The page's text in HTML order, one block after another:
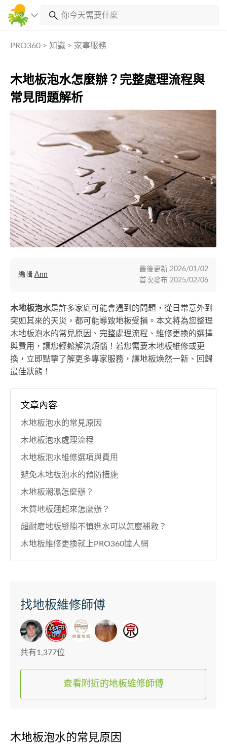
PRO360 > 知識 > 家事服務
木地板泡水怎麼辦？完整處理流程與
常見問題解析
木地板泡水是許多家庭可能會遇到的問題，從日常意外到
突如其來的天災，都可能導致地板受損。本文將為您整理
木地板泡水的常見原因、完整處理流程、維修更換的選擇
與費用，讓您輕鬆解決煩惱！若您需要木地板維修或更
換，立即點擊了解更多專家服務，讓地板煥然一新、回歸
最佳狀態！
編輯 Ann
最後更新 2026/01/02
首次發布 2025/02/06
文章內容
木地板泡水的常見原因
木地板泡水處理流程
木地板泡水維修選項與費用
避免木地板泡水的預防措施
木地板潮濕怎麼辦？
木質地板翹起來怎麼辦？
超耐磨地板縫隙不慎進水可以怎麼補救？
木地板維修更換就上PRO360達人網
找地板維修師傅
共有1,377位
查看附近的地板維修師傅
木地板泡水的常見原因